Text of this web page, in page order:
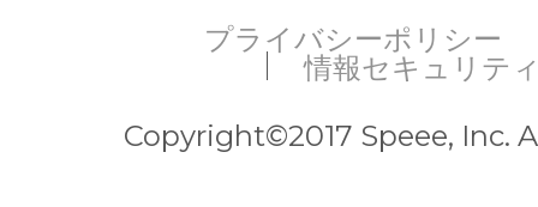
プライバシーポリシー
情報セキュリテ
Copyright©2017 Speee, Inc.